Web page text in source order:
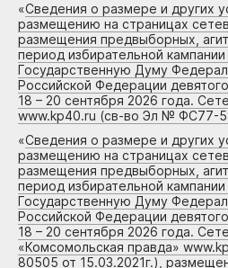
«Сведения о размере и других
размещению на страницах
размещения предвыборных,
период избирательной
Государственную Думу
Российской Федерации
18 – 20 сентября 2026 года.
www.kp40.ru (св-во Эл № ФС77-
«Сведения о размере и других
размещению на страницах
размещения предвыборных,
период избирательной
Государственную Думу
Российской Федерации
18 – 20 сентября 2026 года.
«Комсомольская правда»
80505 от 15.03.2021г.),